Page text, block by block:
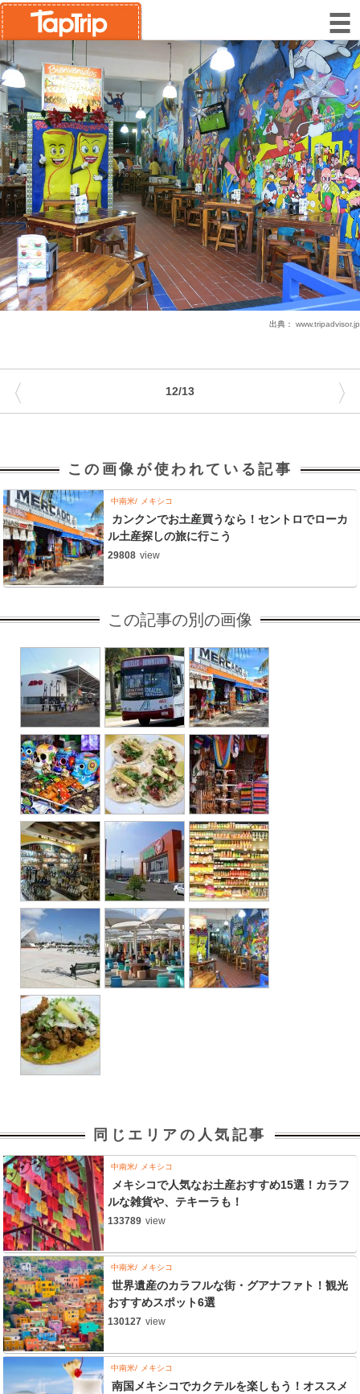
出典： www.tripadvisor.jp
12/13
〈 〉
この画像が使われている記事
中南米 メキシコ
カンクンでお土産買うなら！セントロでローカ
ル土産探しの旅に行こう
29808 view
この記事の別の画像
同じエリアの人気記事
中南米 メキシコ
メキシコで人気なお土産おすすめ15選！カラフ
ルな雑貨や、テキーラも！
133789 view
中南米 メキシコ
世界遺産のカラフルな街・グアナファト！観光
おすすめスポット6選
130127 view
中南米 メキシコ
南国メキシコでカクテルを楽しもう！オススメ